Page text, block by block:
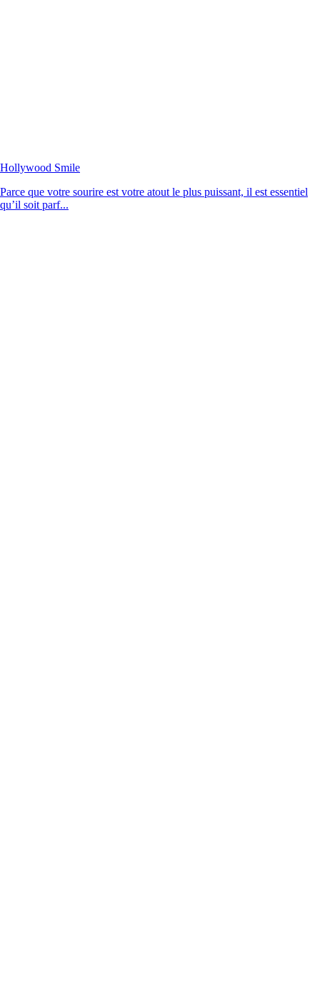
Hollywood Smile
Parce que votre sourire est votre atout le plus puissant, il est essentiel
qu’il soit parf...